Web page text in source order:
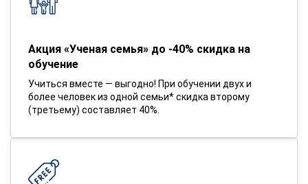
Акция «Ученая семья» до -40% скидка на
обучение
Учиться вместе — выгодно! При обучении двух и
более человек из одной семьи* скидка второму
(третьему) составляет 40%.